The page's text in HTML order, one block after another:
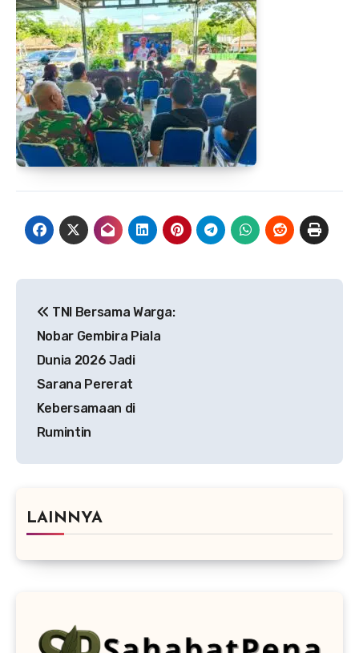
pos
TNI Bersama Warga:
Nobar Gembira Piala
Dunia 2026 Jadi
Sarana Pererat
Kebersamaan di
Rumintin
LAINNYA